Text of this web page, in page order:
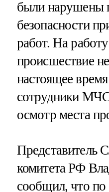
были нарушены
безопасности
работ. На
происшествие
настоящее
сотрудники
осмотр места
Представитель
комитета РФ
сообщил, что